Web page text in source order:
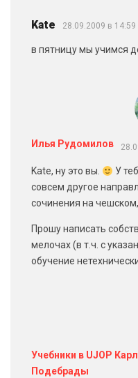
Kate 28.09.2009 в 14:59
в пятницу мы учимся
Илья Рудомилов
Kate, ну это вы.
У
совсем другое
сочинения на
Прошу написать
мелочах (в т.ч. с
обучение
Учебники в UJOP
Подебрады